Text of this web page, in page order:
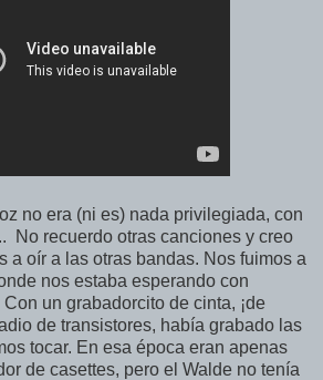
no era (ni es) nada privilegiada, con
No recuerdo otras canciones y creo
a oír a las otras bandas. Nos fuimos a
nos estaba esperando con
Con un grabadorcito de cinta, ¡de
de transistores, había grabado las
tocar. En esa época eran apenas
de casettes, pero el Walde no tenía